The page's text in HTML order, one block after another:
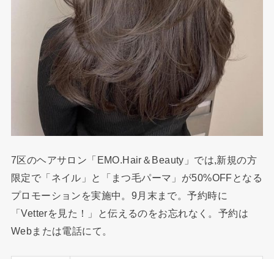
7区のヘアサロン「EMO.Hair＆Beauty」では,新規の方
限定で「ネイル」と「まつ毛パーマ」が50%OFFとなる
プロモーションを実施中。9月末まで。予約時に
「Vetterを見た！」と伝えるのをお忘れなく。予約は
Webまたは電話にて。